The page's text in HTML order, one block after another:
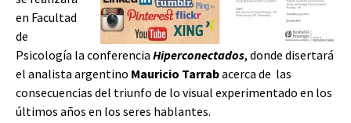
en Facultad
de
Psicología la conferencia Hiperconectados, donde disertará
el analista argentino Mauricio Tarrabacerca de las
consecuencias del triunfo de lo visual experimentado en los
últimos años en los seres hablantes.